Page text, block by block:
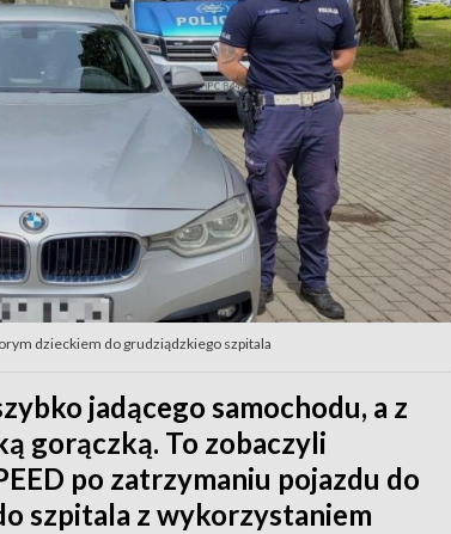
dzieckiem do grudziądzkiego szpitala
jadącego samochodu, a z
gorączką. To zobaczyli
po zatrzymaniu pojazdu do
szpitala z wykorzystaniem